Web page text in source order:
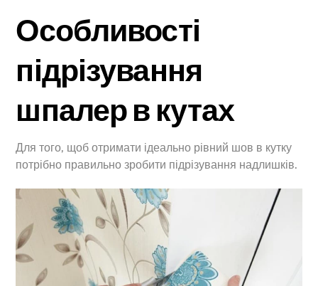
Особливості
підрізування
шпалер в кутах
Для того, щоб отримати ідеально рівний шов в кутку
потрібно правильно зробити підрізування надлишків.